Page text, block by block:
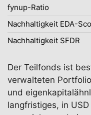
fynup-Ratio
Nachhaltigkeit EDA-
Nachhaltigkeit SFDR
Der Teilfonds ist
verwalteten
und
langfristiges, in